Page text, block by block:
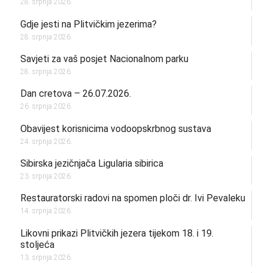
28. srpnja 2026.
Gdje jesti na Plitvičkim jezerima?
28. srpnja 2026.
Savjeti za vaš posjet Nacionalnom parku
28. srpnja 2026.
Dan cretova – 26.07.2026.
26. srpnja 2026.
Obavijest korisnicima vodoopskrbnog sustava
24. srpnja 2026.
Sibirska jezičnjača Ligularia sibirica
23. srpnja 2026.
Restauratorski radovi na spomen ploči dr. Ivi Pevaleku
14. srpnja 2026.
Likovni prikazi Plitvičkih jezera tijekom 18. i 19.
stoljeća
13. srpnja 2026.